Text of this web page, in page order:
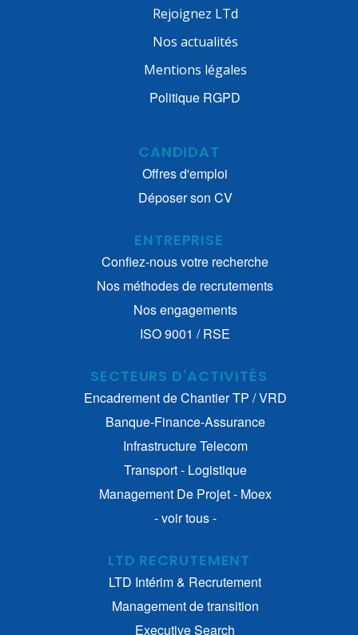
Rejoignez LTd
Nos actualités
Mentions légales
Politique RGPD
CANDIDAT
Offres d'emploi
Déposer son CV
ENTREPRISE
Confiez-nous votre recherche
Nos méthodes de recrutements
Nos engagements
ISO 9001 / RSE
SECTEURS D'ACTIVITÉS
Encadrement de Chantier TP / VRD
Banque-Finance-Assurance
Infrastructure Telecom
Transport - Logistique
Management De Projet - Moex
- voir tous -
LTD RECRUTEMENT
LTD Intérim & Recrutement
Management de transition
Executive Search